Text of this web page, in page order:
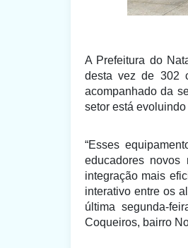
A Prefeitura do
desta vez de 302
acompanhado da
setor está
“Esses
educadores
integração mais
interativo entre os
última segunda-
Coqueiros, bairro